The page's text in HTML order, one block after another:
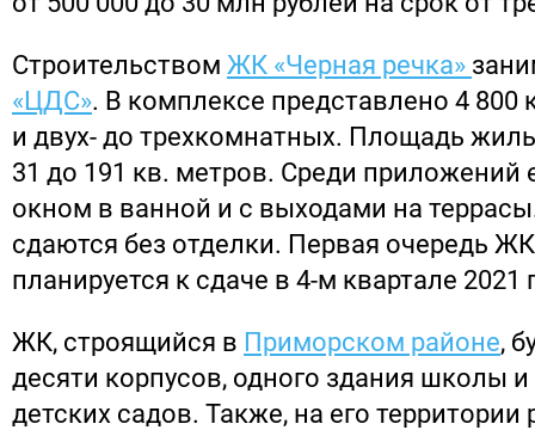
Строительством ЖК «Черная речка»
«ЦДС». В комплексе представлено 4 800
и двух- до трехкомнатных. Площадь
31 до 191 кв. метров. Среди приложений
окном в ванной и с выходами на
сдаются без отделки. Первая очередь
планируется к сдаче в 4-м квартале 2021
ЖК, строящийся в Приморском районе,
десяти корпусов, одного здания школы и
детских садов. Также, на его территории